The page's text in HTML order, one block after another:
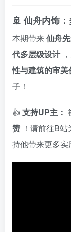
🚢 仙舟内饰
本期带来仙舟
代多层级设计
性与建筑的审美
子！
👍 支持UP主：
赞 ！请前往B
持他带来更多实